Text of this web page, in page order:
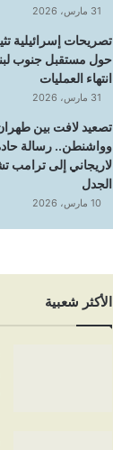
31 مارس، 2026
تصريحات إسرائيلية
حول مستقبل جنوب
انتهاء العمليات
31 مارس، 2026
تصعيد لافت بين
وواشنطن.. رسالة
لاريجاني إلى ترامب
الجدل
10 مارس، 2026
الأكثر شعبية